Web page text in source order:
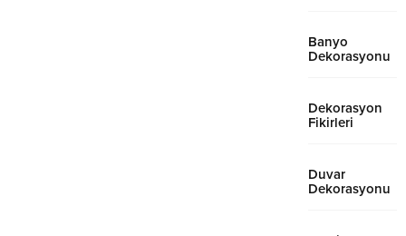
Banyo
Dekorasyonu
Dekorasyon
Fikirleri
Duvar
Dekorasyonu